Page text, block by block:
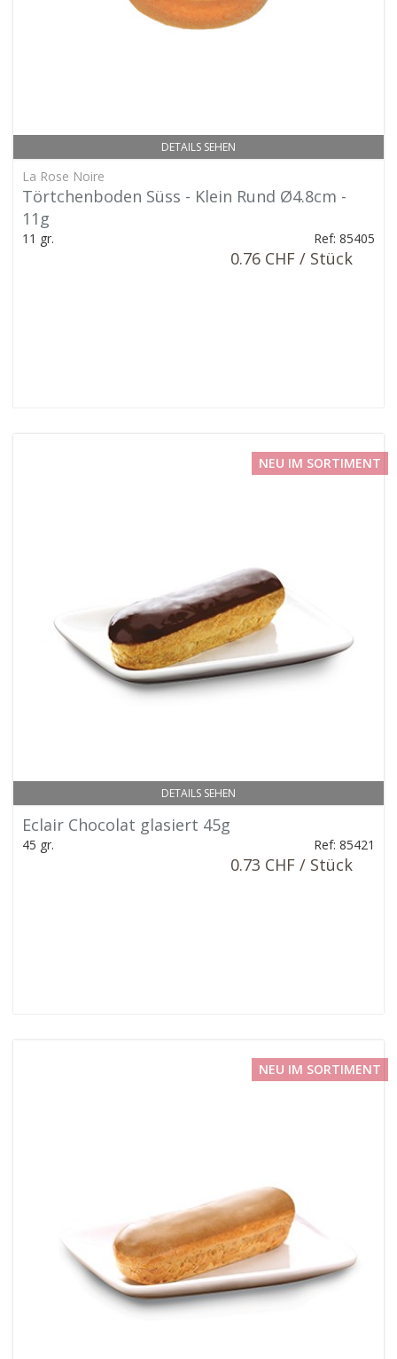
DETAILS SEHEN
La Rose Noire
Törtchenboden Süss - Klein Rund Ø4.8cm -
11g
11 gr. Ref: 85405
0.76 CHF / Stück
DETAILS SEHEN
NEU IM SORTIMENT
Eclair Chocolat glasiert 45g
45 gr. Ref: 85421
0.73 CHF / Stück
NEU IM SORTIMENT